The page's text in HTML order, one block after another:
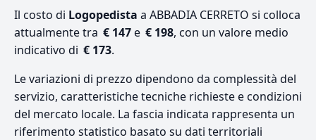
Il costo di Logopedista a ABBADIA CERRETO si colloca
attualmente tra € 147e € 198, con un valore medio
indicativo di € 173.
Le variazioni di prezzo dipendono da complessità del
servizio, caratteristiche tecniche richieste e condizioni
del mercato locale. La fascia indicata rappresenta un
riferimento statistico basato su dati territoriali